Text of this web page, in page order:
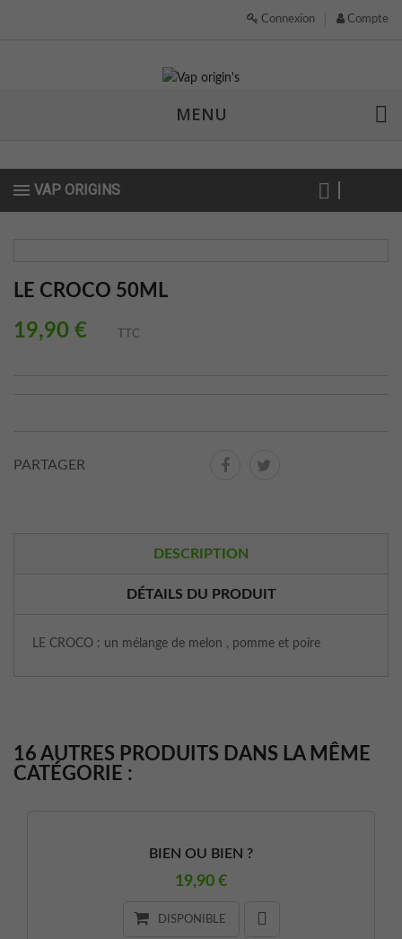
Compte
Connexion
MENU
VAP ORIGINS
LE CROCO 50ML
19,90 € TTC
PARTAGER
DESCRIPTION
DÉTAILS DU PRODUIT
LE CROCO : un mélange de melon , pomme et poire
16 AUTRES PRODUITS DANS LA MÊME
CATÉGORIE :
BIEN OU BIEN ?
19,90 €
DISPONIBLE